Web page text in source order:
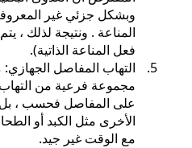
وبشكل جزئي غير
المناعة . ونتيجة لذلك ،
فعل المناعة الذاتية).
التهاب المفاصل
مجموعة فرعية من التهاب
على المفاصل فحسب ، بل
الأخرى مثل الكبد أو
مع الوقت غير جيد.